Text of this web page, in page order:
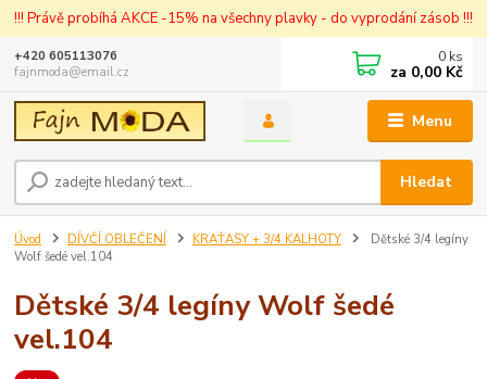
!!! Právě probíhá AKCE -15% na všechny plavky - do vyprodání zásob !!!
Menu
Hledat
+420 605113076
fajnmoda@email.cz
0 ks
za 0,00 Kč
Úvod DÍVČÍ OBLEČENÍ KRAŤASY + 3/4 KALHOTY
Dětské 3/4 legíny
Wolf šedé vel.104
Dětské 3/4 legíny Wolf šedé
vel.104